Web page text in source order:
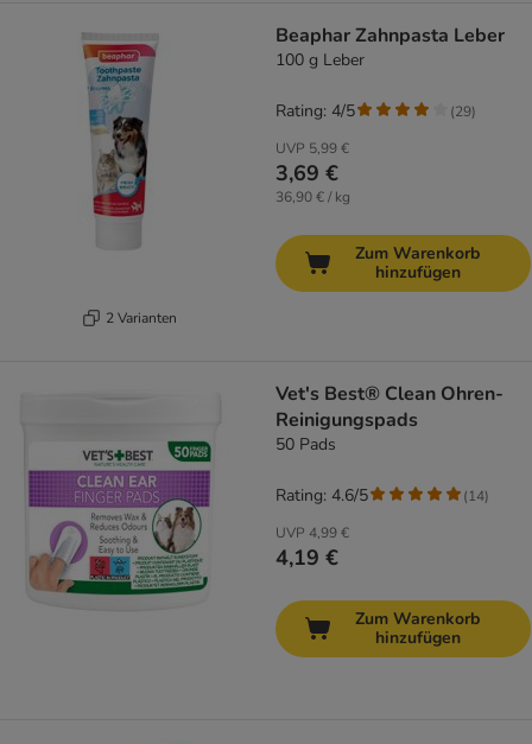
2 Varianten
Beaphar Zahnpasta Leber
100 g Leber
UVP 5,99 €
3,69 €
36,90 € / kg
Rating: 4/5 (29)
Zum Warenkorb
hinzufügen
Vet's Best® Clean Ohren-
Reinigungspads
50 Pads
UVP 4,99 €
4,19 €
Rating: 4.6/5 (14)
Zum Warenkorb
hinzufügen